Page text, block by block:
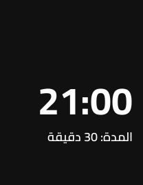
21:00
المدة: 30 دقيقة